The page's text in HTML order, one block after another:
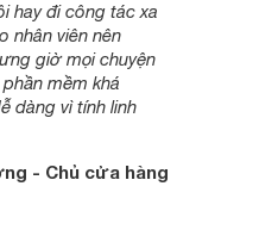
hay đi công tác xa
nhân viên nên
giờ mọi chuyện
mềm khá
dàng vì tính linh
- Chủ cửa hàng